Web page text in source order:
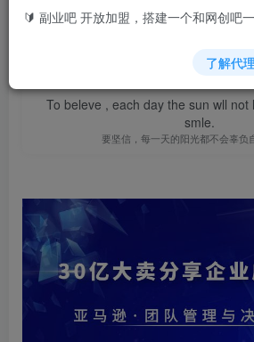
立即购买
您当前未登录！建议登陆
To beleve , each day the sun wll not
smle.
要坚信，每一天的阳光都不会辜负
🔰 副业吧 开放加盟，搭建一个和网创吧
了解代